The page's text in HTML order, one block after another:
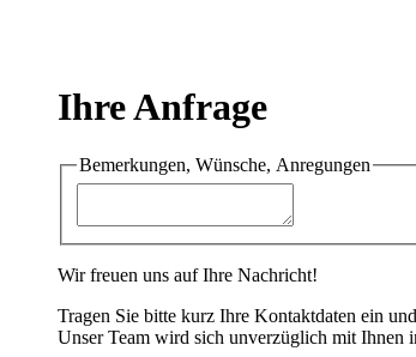
Ihre Anfrage
Bemerkungen, Wünsche, Anregungen
Wir freuen uns auf Ihre Nachricht!
Tragen Sie bitte kurz Ihre Kontaktdaten ein
Unser Team wird sich unverzüglich mit Ihnen